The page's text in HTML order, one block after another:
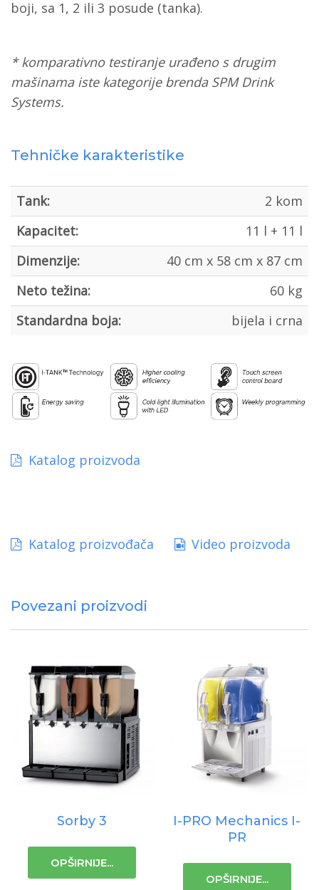
boji, sa 1, 2 ili 3 posude (tanka).
* komparativno testiranje urađeno s drugim
mašinama iste kategorije brenda SPM Drink
Systems.
Tehničke karakteristike
Tank:
2 kom
Kapacitet:
11 l + 11 l
Dimenzije:
40 cm x 58 cm x 87 cm
Neto težina:
60 kg
Standardna boja:
bijela i crna
Katalog proizvoda
Katalog proizvođača Video proizvoda
Povezani proizvodi
Sorby 3
OPŠIRNIJE...
I-PRO Mechanics I-
PR
OPŠIRNIJE...